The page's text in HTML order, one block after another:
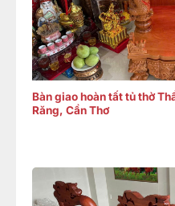
Bàn giao hoàn tất tủ thờ
Răng, Cần Thơ